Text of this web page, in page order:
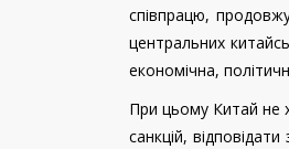
співпрацю,
центральних
економічна,
При цьому Китай не
санкцій,